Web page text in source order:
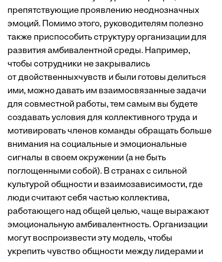
препятствующие проявлению неоднозначных
эмоций. Помимо этого, руководителям полезно
также приспособить структуру организации для
развития амбивалентной среды. Например,
чтобы сотрудники не закрывались
от двойственныхчувств и были готовы делиться
ими, можно давать им взаимосвязанные задачи
для совместной работы, тем самым вы будете
создавать условия для коллективного труда и
мотивировать членов команды обращать больше
внимания на социальные и эмоциональные
сигналы в своем окружении (а не быть
поглощенными собой). В странах с сильной
культурой общности и взаимозависимости, где
люди считают себя частью коллектива,
работающего над общей целью, чаще выражают
эмоциональную амбивалентность. Организации
могут воспроизвести эту модель, чтобы
укрепить чувство общности между лидерами и